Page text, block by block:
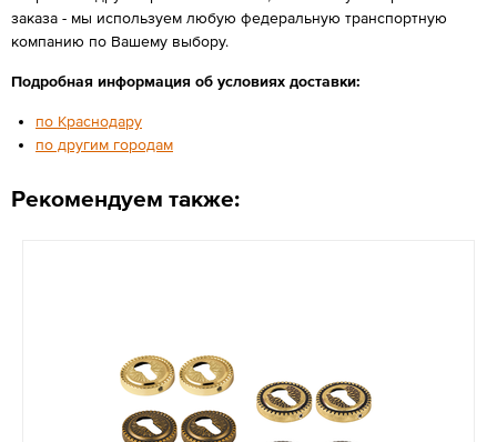
заказа - мы используем любую федеральную транспортную
компанию по Вашему выбору.
Подробная информация об условиях доставки:
по Краснодару
по другим городам
Рекомендуем также: